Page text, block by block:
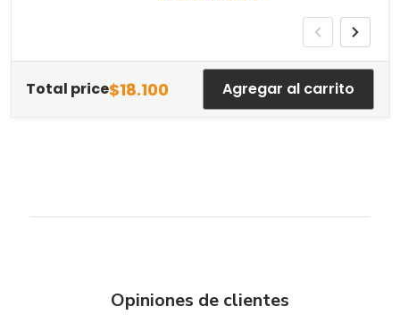
Total price$18.100 Agregar al carrito
Opiniones de clientes